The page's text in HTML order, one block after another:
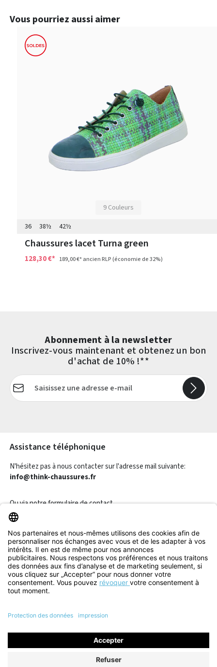
Ignorer la galerie de produits
Vous pourriez aussi aimer
9 Couleurs
36
38½ 42½
Chaussures lacet Turna green
128,30 €* 189,00 €*ancien RLP(économie de 32%)
Abonnement à la newsletter
Inscrivez-vous maintenant et obtenez un bon
d'achat de 10% !**
Adresse e-mail*
Assistance téléphonique
N'hésitez pas à nous contacter sur l'adresse mail suivante:
info@think-chaussures.fr
Ou via notreformulaire de contact.
Révoquer un contrat
Informations
Aide & Contact
Tous les prix incluent la TVA plus les